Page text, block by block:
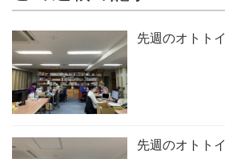
先週のオトト
先週のオトト